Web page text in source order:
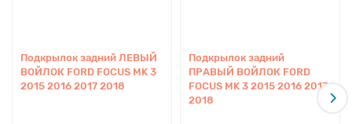
Подкрылок задний ЛЕВЫЙ
ВОЙЛОК FORD FOCUS MK 3
2015 2016 2017 2018
Подкрылок задний
ПРАВЫЙ ВОЙЛОК FORD
FOCUS MK 3 2015 2016 2017
2018